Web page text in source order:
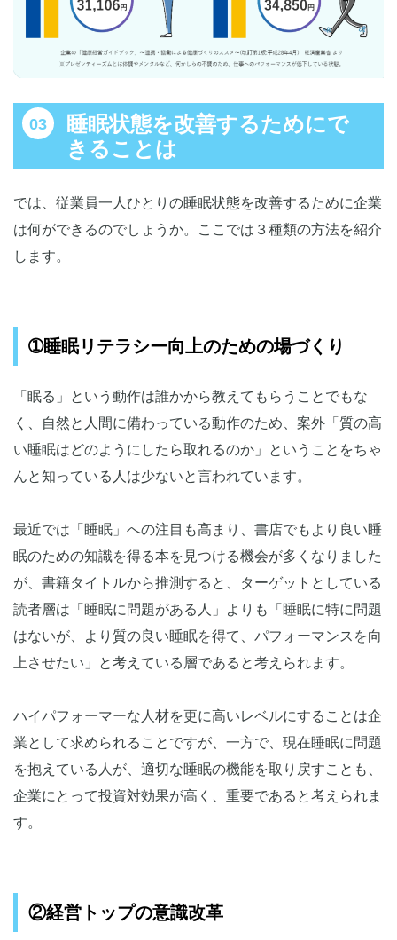
睡眠状態を改善するためにで
きることは
では、従業員一人ひとりの睡眠状態を改善するために企業
は何ができるのでしょうか。ここでは３種類の方法を紹介
します。
➀睡眠リテラシー向上のための場づくり
「眠る」という動作は誰かから教えてもらうことでもな
く、自然と人間に備わっている動作のため、案外「質の高
い睡眠はどのようにしたら取れるのか」ということをちゃ
んと知っている人は少ないと言われています。
最近では「睡眠」への注目も高まり、書店でもより良い睡
眠のための知識を得る本を見つける機会が多くなりました
が、書籍タイトルから推測すると、ターゲットとしている
読者層は「睡眠に問題がある人」よりも「睡眠に特に問題
はないが、より質の良い睡眠を得て、パフォーマンスを向
上させたい」と考えている層であると考えられます。
ハイパフォーマーな人材を更に高いレベルにすることは企
業として求められることですが、一方で、現在睡眠に問題
を抱えている人が、適切な睡眠の機能を取り戻すことも、
企業にとって投資対効果が高く、重要であると考えられま
す。
②経営トップの意識改革